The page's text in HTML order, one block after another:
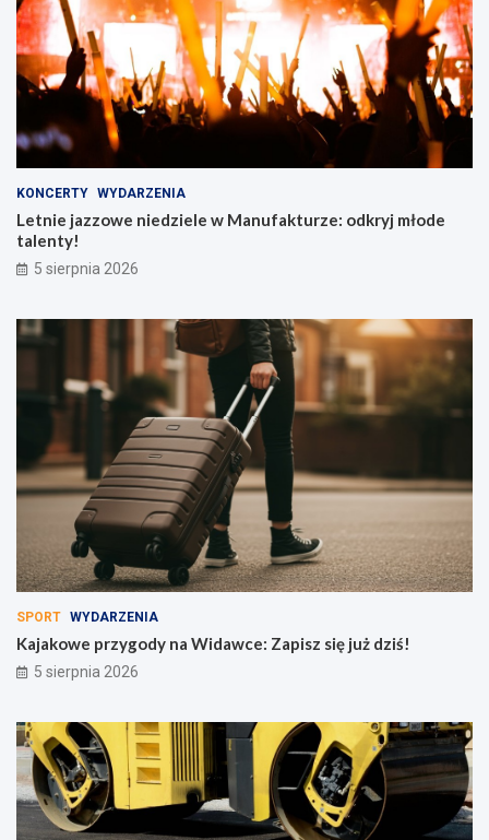
KONCERTY WYDARZENIA
Letnie jazzowe niedziele w Manufakturze: odkryj młode
talenty!
5 sierpnia 2026
SPORT WYDARZENIA
Kajakowe przygody na Widawce: Zapisz się już dziś!
5 sierpnia 2026